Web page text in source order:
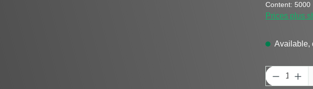
Content: 5000
Prices plus
Available,
Product